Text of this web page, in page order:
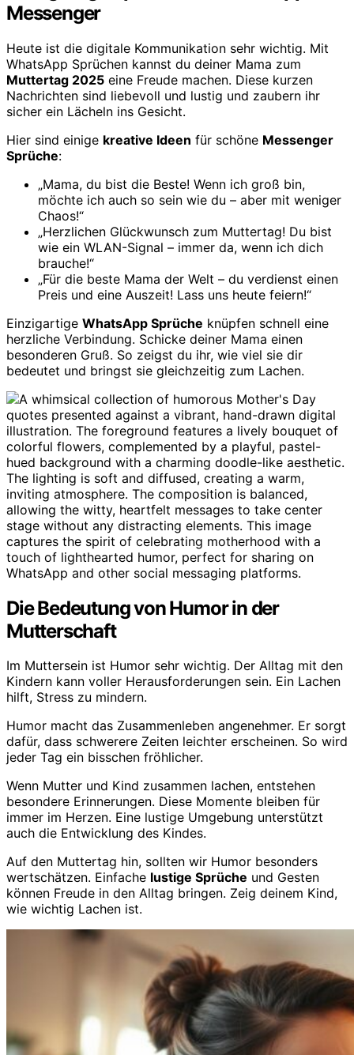
Messenger
Heute ist die digitale Kommunikation sehr wichtig. Mit
WhatsApp Sprüchen kannst du deiner Mama zum
Muttertag 2025 eine Freude machen. Diese kurzen
Nachrichten sind liebevoll und lustig und zaubern ihr
sicher ein Lächeln ins Gesicht.
Hier sind einige kreative Ideen für schöne Messenger
Sprüche:
„Mama, du bist die Beste! Wenn ich groß bin,
möchte ich auch so sein wie du – aber mit weniger
Chaos!“
„Herzlichen Glückwunsch zum Muttertag! Du bist
wie ein WLAN-Signal – immer da, wenn ich dich
brauche!“
„Für die beste Mama der Welt – du verdienst einen
Preis und eine Auszeit! Lass uns heute feiern!“
Einzigartige WhatsApp Sprüche knüpfen schnell eine
herzliche Verbindung. Schicke deiner Mama einen
besonderen Gruß. So zeigst du ihr, wie viel sie dir
bedeutet und bringst sie gleichzeitig zum Lachen.
Die Bedeutung von Humor in der
Mutterschaft
Im Muttersein ist Humor sehr wichtig. Der Alltag mit den
Kindern kann voller Herausforderungen sein. Ein Lachen
hilft, Stress zu mindern.
Humor macht das Zusammenleben angenehmer. Er sorgt
dafür, dass schwerere Zeiten leichter erscheinen. So wird
jeder Tag ein bisschen fröhlicher.
Wenn Mutter und Kind zusammen lachen, entstehen
besondere Erinnerungen. Diese Momente bleiben für
immer im Herzen. Eine lustige Umgebung unterstützt
auch die Entwicklung des Kindes.
Auf den Muttertag hin, sollten wir Humor besonders
wertschätzen. Einfache lustige Sprüche und Gesten
können Freude in den Alltag bringen. Zeig deinem Kind,
wie wichtig Lachen ist.